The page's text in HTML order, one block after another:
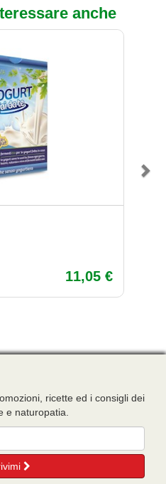
anche
11,05 €
ricette ed i consigli dei
e naturopatia.